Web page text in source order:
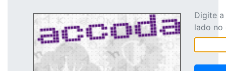
Digite
lado no